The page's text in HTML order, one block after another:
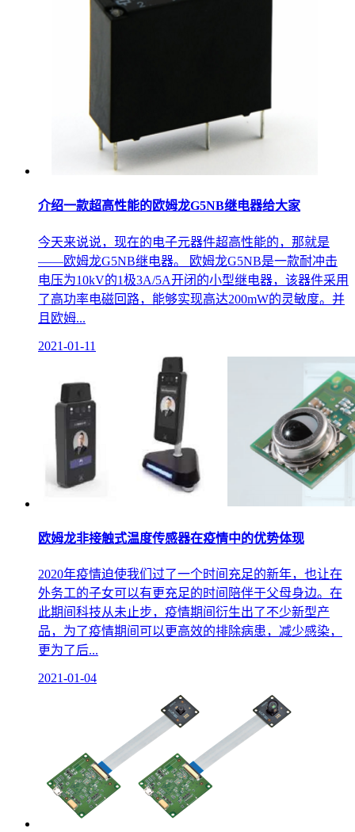
介绍一款超高性能的欧姆龙G5NB继电器给大家
今天来说说，现在的电子元器件超高性能的，那就是
——欧姆龙G5NB继电器。 欧姆龙G5NB是一款耐冲击
电压为10kV的1极3A/5A开闭的小型继电器，该器件采用
了高功率电磁回路，能够实现高达200mW的灵敏度。并
且欧姆...
2021-01-11
欧姆龙非接触式温度传感器在疫情中的优势体现
2020年疫情迫使我们过了一个时间充足的新年，也让在
外务工的子女可以有更充足的时间陪伴于父母身边。在
此期间科技从未止步，疫情期间衍生出了不少新型产
品，为了疫情期间可以更高效的排除病患，减少感染，
更为了后...
2021-01-04